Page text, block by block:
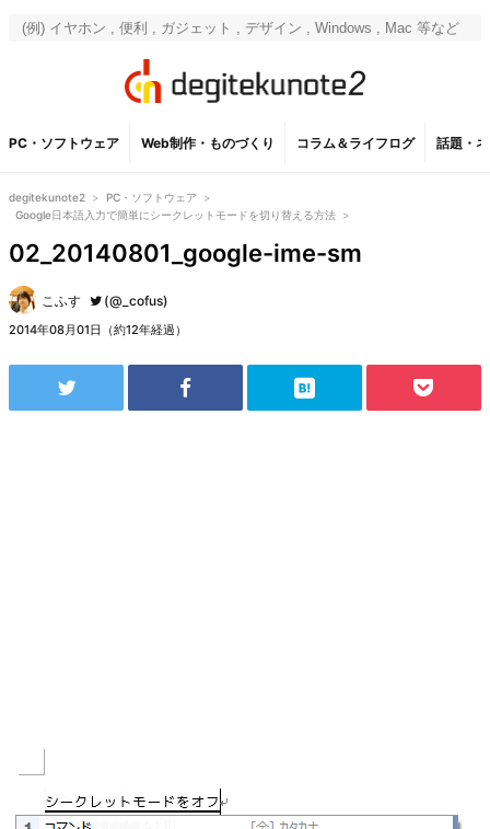
PC・ソフトウェア Web制作・ものづくり コラム＆ライフログ 話題・
degitekunote2 > PC・ソフトウェア
>
Google日本語入力で簡単にシークレットモードを切り替える方法 >
02_20140801_google-ime-sm
こふす (@_cofus)
2014年08月01日（約12年経過）